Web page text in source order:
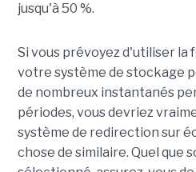
jusqu'à 50 %.
Si vous prévoyez d'utiliser
votre système de stockage
de nombreux instantanés
périodes, vous devriez
système de redirection sur
chose de similaire. Quel que